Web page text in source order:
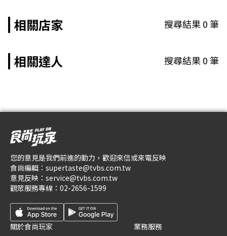
相關店家 搜尋結果0筆
相關達人 搜尋結果0筆
您的意見是我們前進的動力，歡迎來信或來電反映
食尚編輯： supertaste@tvbs.com.tw
意見反映： service@tvbs.com.tw
觀眾服務專線： 02-2656-1599
關於食尚玩家
業務服務